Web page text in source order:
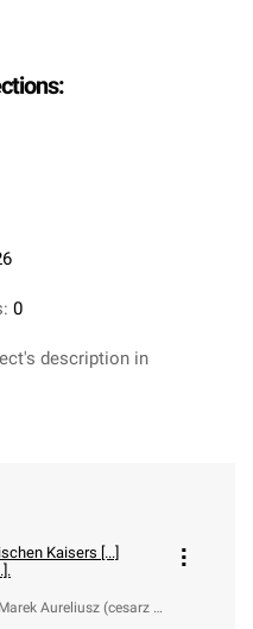
0
description in
Kaisers [...]
Marek Aureliusz (cesarz r